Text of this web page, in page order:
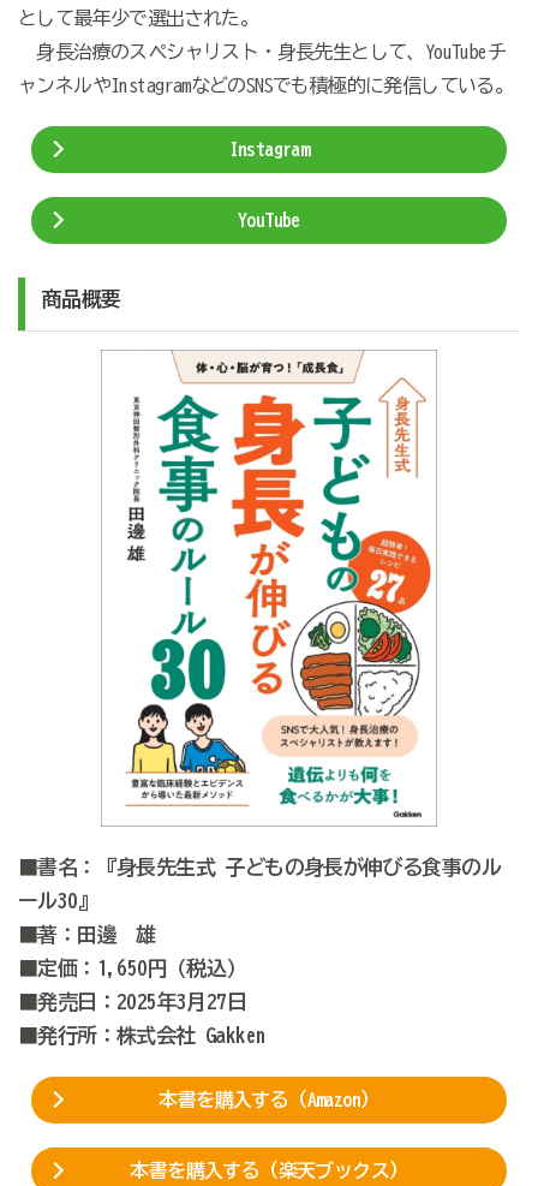
として最年少で選出された。
身長治療のスペシャリスト・身長先生として、YouTubeチ
ャンネルやInstagramなどのSNSでも積極的に発信している。
Instagram
YouTube
商品概要
■書名：『身長先生式 子どもの身長が伸びる食事のル
ール30』
■著：田邊 雄
■定価：1,650円（税込）
■発売日：2025年3月27日
■発行所：株式会社 Gakken
本書を購入する（Amazon）
本書を購入する（楽天ブックス）